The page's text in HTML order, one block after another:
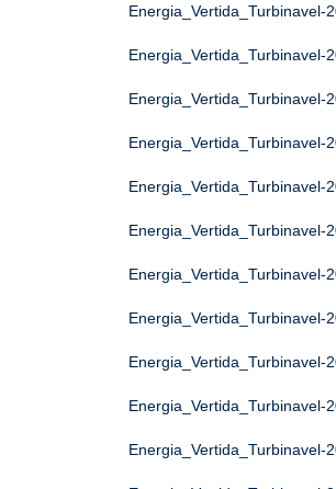
Energia_Vertida_Turbinavel-
Energia_Vertida_Turbinavel-
Energia_Vertida_Turbinavel-
Energia_Vertida_Turbinavel-
Energia_Vertida_Turbinavel-
Energia_Vertida_Turbinavel-
Energia_Vertida_Turbinavel-
Energia_Vertida_Turbinavel-
Energia_Vertida_Turbinavel-
Energia_Vertida_Turbinavel-
Energia_Vertida_Turbinavel-